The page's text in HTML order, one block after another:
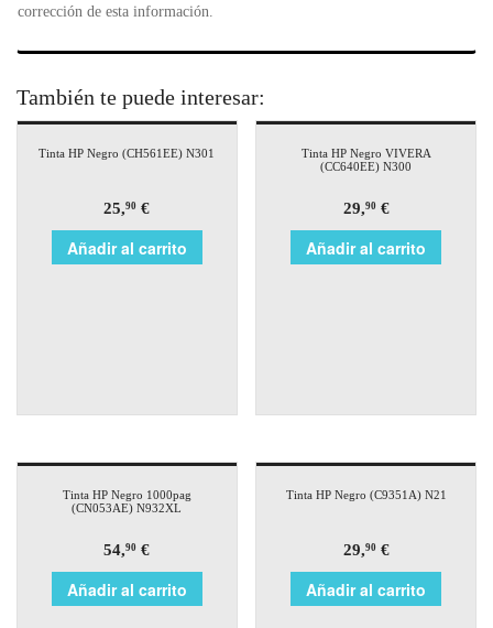
corrección de esta información.
También te puede interesar:
Tinta HP Negro (CH561EE) N301
25,90 €
Añadir al carrito
Tinta HP Negro VIVERA
(CC640EE) N300
29,90€
Añadir al carrito
Tinta HP Negro 1000pag
(CN053AE) N932XL
54,90 €
Añadir al carrito
Tinta HP Negro (C9351A) N21
29,90€
Añadir al carrito